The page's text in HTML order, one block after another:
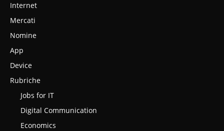
Internet
Mercati
Nomine
App
Device
Rubriche
Jobs for IT
Digital Communication
Economics